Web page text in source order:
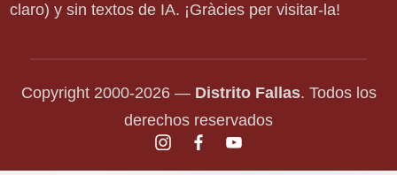
claro) y sin textos de IA. ¡Gràcies per visitar-la!
Copyright 2000-2026 — Distrito Fallas. Todos los
derechos reservados
instagram.com
facebook.com
youtube.com